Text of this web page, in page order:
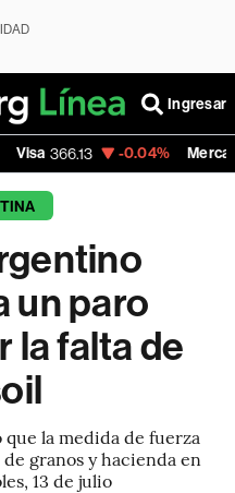
Ingresar
-0.04% MercadoLibre
un paro
la falta de
la medida de fuerza
granos y hacienda en
13 de julio